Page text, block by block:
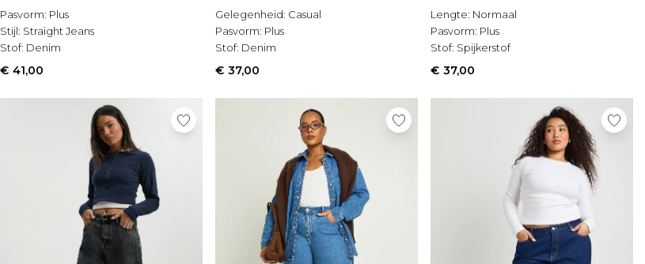
Pasvorm: Plus
Stijl: Straight Jeans
Stof: Denim
€ 41,00
Gelegenheid: Casual
Pasvorm: Plus
Stof: Denim
€ 37,00
Lengte: Normaal
Pasvorm: Plus
Stof: Spijkerstof
€ 37,00